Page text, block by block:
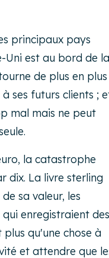
principaux pays
Uni est au bord de la
de plus en plus
ses futurs clients ;
mal mais ne peut
la catastrophe
dix. La livre sterling
sa valeur, les
enregistraient des
qu'une chose à
et attendre que